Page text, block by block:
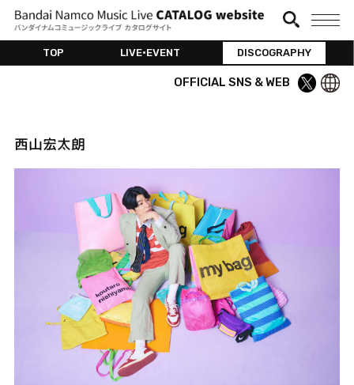
TOP LIVE•EVENT DISCOGRAPHY
OFFICIAL SNS & WEB
西山宏太朗